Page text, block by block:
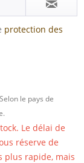
protection des
le pays de
Le délai de
réserve de
plus rapide, mais